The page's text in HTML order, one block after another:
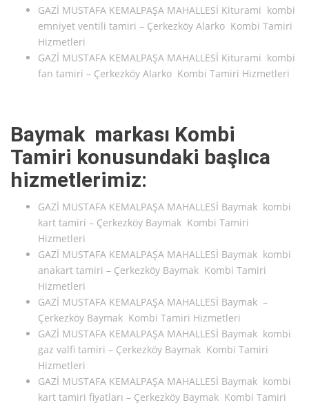
GAZİ MUSTAFA KEMALPAŞA MAHALLESİ Kiturami kombi
emniyet ventili tamiri – Çerkezköy Alarko Kombi Tamiri
Hizmetleri
GAZİ MUSTAFA KEMALPAŞA MAHALLESİ Kiturami kombi
fan tamiri – Çerkezköy Alarko Kombi Tamiri Hizmetleri
Baymak markası Kombi
Tamiri konusundaki başlıca
hizmetlerimiz:
GAZİ MUSTAFA KEMALPAŞA MAHALLESİ Baymak kombi
kart tamiri – Çerkezköy Baymak Kombi Tamiri
Hizmetleri
GAZİ MUSTAFA KEMALPAŞA MAHALLESİ Baymak kombi
anakart tamiri – Çerkezköy Baymak Kombi Tamiri
Hizmetleri
GAZİ MUSTAFA KEMALPAŞA MAHALLESİ Baymak –
Çerkezköy Baymak Kombi Tamiri Hizmetleri
GAZİ MUSTAFA KEMALPAŞA MAHALLESİ Baymak kombi
gaz valfi tamiri – Çerkezköy Baymak Kombi Tamiri
Hizmetleri
GAZİ MUSTAFA KEMALPAŞA MAHALLESİ Baymak kombi
kart tamiri fiyatları – Çerkezköy Baymak Kombi Tamiri